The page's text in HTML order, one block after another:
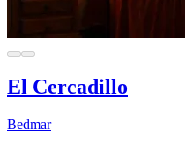
El Cercadillo
Bedmar